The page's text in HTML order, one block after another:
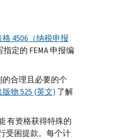
格 4506（纳税申报
指定的 FEMA申报编
合理且必要的个
版物 525 (英文) 了解
有资格获得特殊的
受困提款。每个计